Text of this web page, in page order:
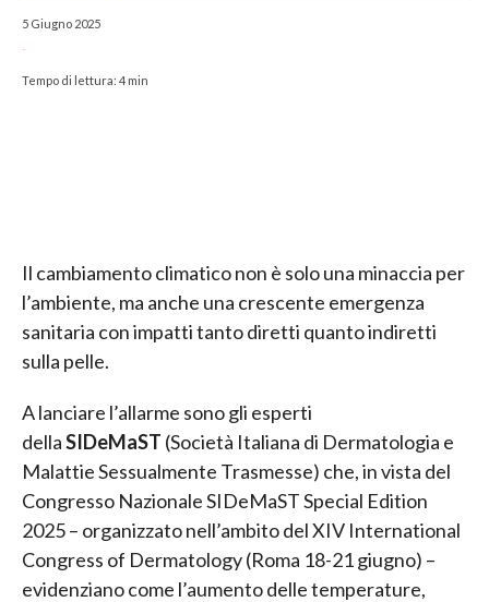
5 Giugno 2025
-
Tempo di lettura: 4 min
Il cambiamento climatico non è solo una minaccia per
l’ambiente, ma anche una crescente emergenza
sanitaria con impatti tanto diretti quanto indiretti
sulla pelle.
A lanciare l’allarme sono gli esperti
dellaSIDeMaST (Società Italiana di Dermatologia e
Malattie Sessualmente Trasmesse) che, in vista del
Congresso Nazionale SIDeMaST Special Edition
2025 – organizzato nell’ambito del XIV International
Congress of Dermatology (Roma 18-21 giugno) –
evidenziano come l’aumento delle temperature,